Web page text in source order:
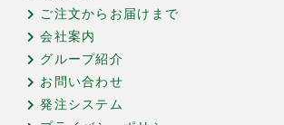
ご注文からお届けまで
会社案内
グループ紹介
お問い合わせ
発注システム